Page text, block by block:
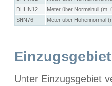
DHHN12
Meter über Normalnull (m.
SNN76
Meter über Höhennormal
Unter Einzugsgebiet